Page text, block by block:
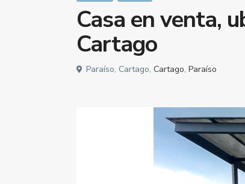
Casa en venta,
Cartago
Paraíso, Cartago, Cartago, Paraíso